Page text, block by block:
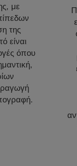
με
της
είναι
όπου